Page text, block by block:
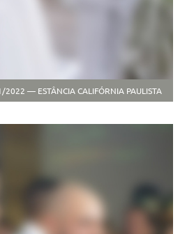
— ESTÂNCIA CALIFÓRNIA PAULISTA